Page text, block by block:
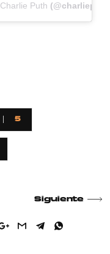
Charlie Puth
5
Siguiente